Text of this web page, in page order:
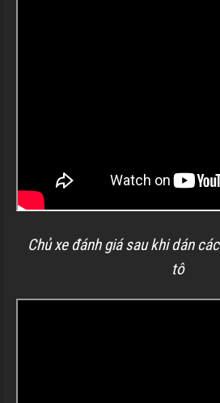
Chủ xe đánh giá sau khi dán
tô